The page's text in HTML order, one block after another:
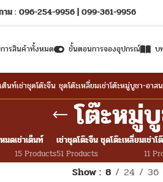
าม : 096-254-9956 | 099-361-9956
ารสินค้าทั้งหมด ขั้นตอนการจองอุปกรณ์ บ
ต็นท์เช่าชุดโต๊ะจีน ชุดโต๊ะเหลี่ยมเช่าโต๊ะหมู่บูชา-อาส
โต๊ะหมู่
มดเช่าเต็นท์
15 Products
เช่าชุดโต๊ะจีน ชุดโต๊ะเหลี่ยม
51 Products
เช่า
11
Show 8 24 36